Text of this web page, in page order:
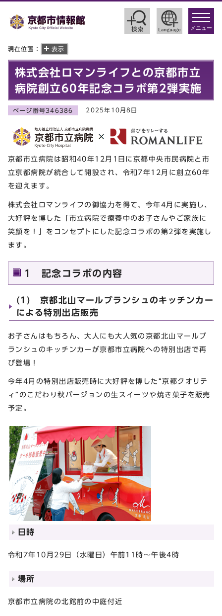
toggle
メニュー
現在位置： 表示
株式会社ロマンライフとの京都市立
病院創立60年記念コラボ第2弾実施
ページ番号346386 2025年10月8日
京都市立病院は昭和40年12月1日に京都中央市民病院と市
立京都病院が統合して開設され、令和7年12月に創立60年
を迎えます。
株式会社ロマンライフの御協力を得て、今年4月に実施し、
大好評を博した「市立病院で療養中のお子さんやご家族に
笑顔を！」をコンセプトにした記念コラボの第2弾を実施し
ます。
1 記念コラボの内容
(1) 京都北山マールブランシュのキッチンカー
による特別出店販売
お子さんはもちろん、大人にも大人気の京都北山マールブ
ランシュのキッチンカーが京都市立病院への特別出店で再
び登場！
今年4月の特別出店販売時に大好評を博した“京都クオリテ
ィ”のこだわり秋バージョンの生スイーツや焼き菓子を販売
予定。
日時
令和7年10月29日（水曜日）午前11時～午後4時
場所
京都市立病院の北館前の中庭付近